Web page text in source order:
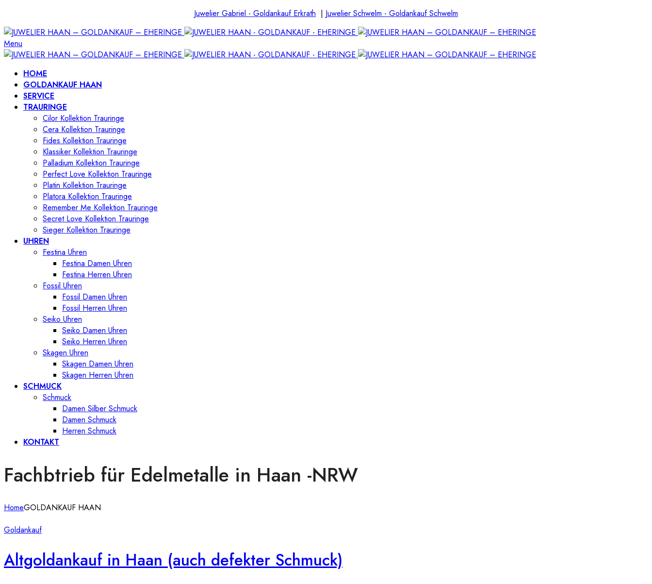
Juwelier Gabriel - Goldankauf Erkrath | Juwelier Schwelm - Goldankauf Schwelm
Menu
HOME
GOLDANKAUF HAAN
SERVICE
TRAURINGE
Cilor Kollektion Trauringe
Cera Kollektion Trauringe
Fides Kollektion Trauringe
Klassiker Kollektion Trauringe
Palladium Kollektion Trauringe
Perfect Love Kollektion Trauringe
Platin Kollektion Trauringe
Platora Kollektion Trauringe
Remember Me Kollektion Trauringe
Secret Love Kollektion Trauringe
Sieger Kollektion Trauringe
UHREN
Festina Uhren
Festina Damen Uhren
Festina Herren Uhren
Fossil Uhren
Fossil Damen Uhren
Fossil Herren Uhren
Seiko Uhren
Seiko Damen Uhren
Seiko Herren Uhren
Skagen Uhren
Skagen Damen Uhren
Skagen Herren Uhren
SCHMUCK
Schmuck
Damen Silber Schmuck
Damen Schmuck
Herren Schmuck
KONTAKT
Fachbtrieb für Edelmetalle in Haan -NRW
HomeGOLDANKAUF HAAN
Goldankauf
Altgoldankauf in Haan (auch defekter Schmuck)